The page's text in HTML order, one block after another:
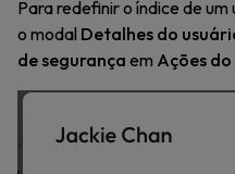
Para redefinir o índice de
o modal Detalhes do
de segurança em Ações